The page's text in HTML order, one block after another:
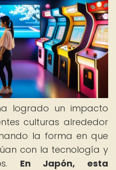
logrado un impacto
culturas alrededor
la forma en que
con la tecnología y
En Japón, esta